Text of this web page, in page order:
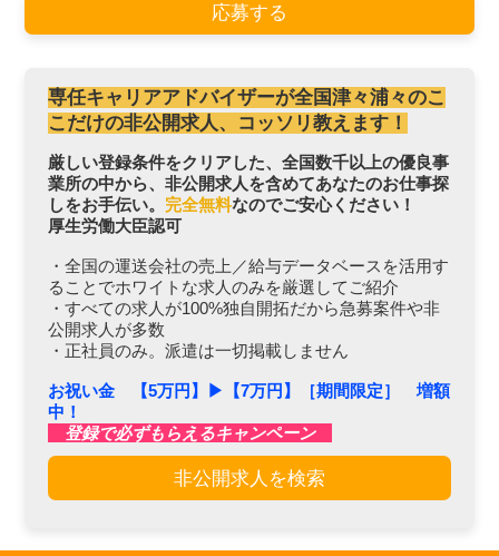
応募する
専任キャリアアドバイザーが全国津々浦々のこ
こだけの非公開求人、コッソリ教えます！
厳しい登録条件をクリアした、全国数千以上の優良事
業所の中から、非公開求人を含めてあなたのお仕事探
しをお手伝い。 完全無料なのでご安心ください！
厚生労働大臣認可
・全国の運送会社の売上／給与データベースを活用す
ることでホワイトな求人のみを厳選してご紹介
・すべての求人が100%独自開拓だから急募案件や非
公開求人が多数
・正社員のみ。派遣は一切掲載しません
お祝い金 【5万円】▶︎【7万円】［期間限定］ 増額
中！
登録で必ずもらえるキャンペーン
非公開求人を検索